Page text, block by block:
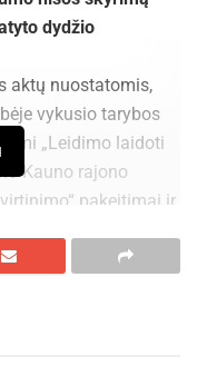
dydžio
aktų nuostatomis,
vykusio tarybos
„Leidimo laidoti
Kauno rajono
pakeitimai ir
įrengtame
nišą sieks 800 eurų.